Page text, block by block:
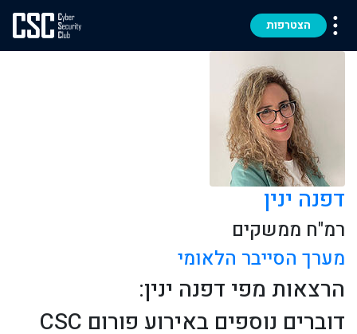
הצטרפות
דפנה ינין
רמ"ח ממשקים
מערך הסייבר הלאומי
הרצאות מפי דפנה ינין:
דוברים נוספים באירוע פורום CSC